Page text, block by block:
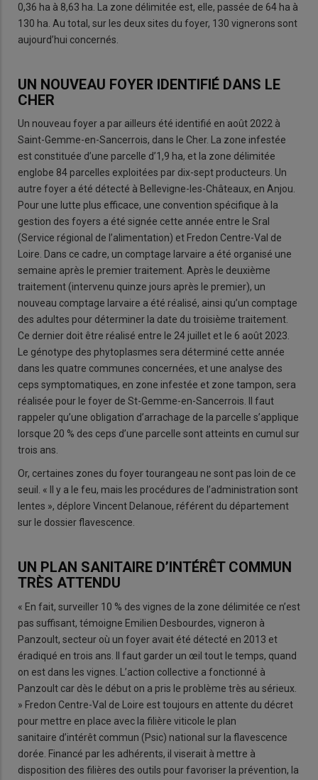
0,36 ha à 8,63 ha. La zone délimitée est, elle, passée de 64 ha à
130 ha. Au total, sur les deux sites du foyer, 130 vignerons sont
aujourd’hui concernés.
UN NOUVEAU FOYER IDENTIFIÉ DANS LE
CHER
Un nouveau foyer a par ailleurs été identifié en août 2022 à
Saint-Gemme-en-Sancerrois, dans le Cher. La zone infestée
est constituée d’une parcelle d’1,9 ha, et la zone délimitée
englobe 84 parcelles exploitées par dix-sept producteurs. Un
autre foyer a été détecté à Bellevigne-les-Châteaux, en Anjou.
Pour une lutte plus efficace, une convention spécifique à la
gestion des foyers a été signée cette année entre le Sral
(Service régional de l’alimentation) et Fredon Centre-Val de
Loire. Dans ce cadre, un comptage larvaire a été organisé une
semaine après le premier traitement. Après le deuxième
traitement (intervenu quinze jours après le premier), un
nouveau comptage larvaire a été réalisé, ainsi qu’un comptage
des adultes pour déterminer la date du troisième traitement.
Ce dernier doit être réalisé entre le 24 juillet et le 6 août 2023.
Le génotype des phytoplasmes sera déterminé cette année
dans les quatre communes concernées, et une analyse des
ceps symptomatiques, en zone infestée et zone tampon, sera
réalisée pour le foyer de St-Gemme-en-Sancerrois. Il faut
rappeler qu’une obligation d’arrachage de la parcelle s’applique
lorsque 20 % des ceps d’une parcelle sont atteints en cumul sur
trois ans.
Or, certaines zones du foyer tourangeau ne sont pas loin de ce
seuil. « Il y a le feu, mais les procédures de l’administration sont
lentes », déplore Vincent Delanoue, référent du département
sur le dossier flavescence.
UN PLAN SANITAIRE D’INTÉRÊT COMMUN
TRÈS ATTENDU
« En fait, surveiller 10 % des vignes de la zone délimitée ce n’est
pas suffisant, témoigne Emilien Desbourdes, vigneron à
Panzoult, secteur où un foyer avait été détecté en 2013 et
éradiqué en trois ans. Il faut garder un œil tout le temps, quand
on est dans les vignes. L’action collective a fonctionné à
Panzoult car dès le début on a pris le problème très au sérieux.
» Fredon Centre-Val de Loire est toujours en attente du décret
pour mettre en place avec la filière viticole le plan
sanitaire d’intérêt commun (Psic) national sur la flavescence
dorée. Financé par les adhérents, il viserait à mettre à
disposition des filières des outils pour favoriser la prévention, la